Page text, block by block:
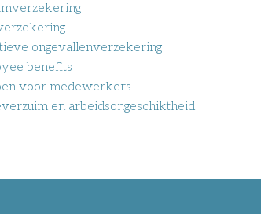
ongevallenverzekering
benefits
voor medewerkers
en arbeidsongeschiktheid